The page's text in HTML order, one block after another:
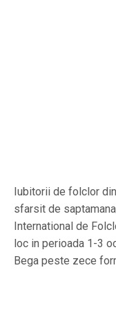
Iubitorii de folclor
sfarsit de
International de
loc in perioada 1-3
Bega peste zece